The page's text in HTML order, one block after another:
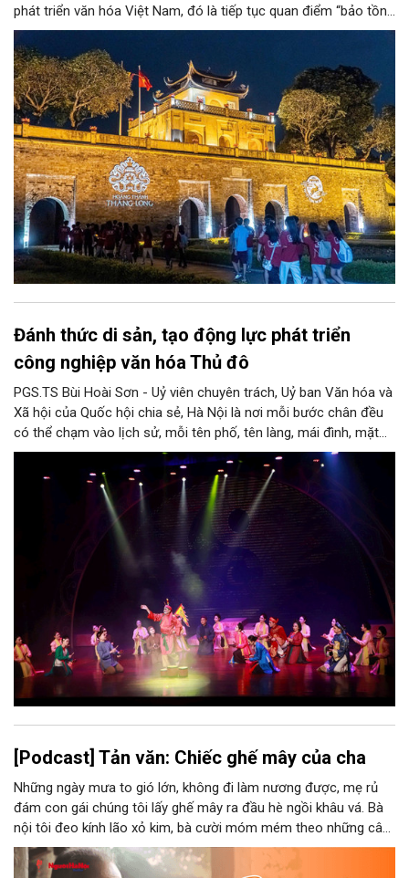
phát triển văn hóa Việt Nam, đó là tiếp tục quan điểm “bảo tồn
và phát huy giá trị di sản văn hóa gắn kết với phát triển kinh tế -
xã hội và du lịch”; đồng thời, nâng lên một tầm cao mới: “phát
triển kinh tế di sản”.
Đánh thức di sản, tạo động lực phát triển
công nghiệp văn hóa Thủ đô
PGS.TS Bùi Hoài Sơn - Uỷ viên chuyên trách, Uỷ ban Văn hóa và
Xã hội của Quốc hội chia sẻ, Hà Nội là nơi mỗi bước chân đều
có thể chạm vào lịch sử, mỗi tên phố, tên làng, mái đình, mặt
hồ, nếp nhà, câu hát, món ăn, làn điệu, nghề thủ công đều có
thể kể một câu chuyện về chiều sâu văn hiến của dân tộc.
Nhưng trong kỷ nguyên mới, câu hỏi đặt ra không chỉ Hà Nội có
bao nhiêu di sản, bao nhiêu văn nghệ sĩ, trí thức, không gian ký
ức, mà là làm thế nào để những giá trị ấy trở thành nguồn lực
phát triển, thành sức mạnh mềm, thành động lực sáng tạo,
thành năng lực cạnh tranh của Thủ đô.
[Podcast] Tản văn: Chiếc ghế mây của cha
Những ngày mưa to gió lớn, không đi làm nương được, mẹ rủ
đám con gái chúng tôi lấy ghế mây ra đầu hè ngồi khâu vá. Bà
nội tôi đeo kính lão xỏ kim, bà cười móm mém theo những câu
chuyện kể tếu táo của đám trẻ chúng tôi. Chiếc ghế mây phát
ra âm thanh kin kít chịu đựng sức nặng cơ thể con người theo